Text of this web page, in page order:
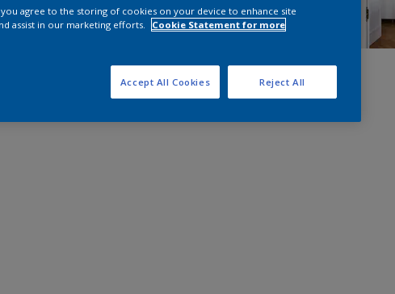
you agree to the storing of cookies on your device to enhance site
assist in our marketing efforts.
Cookie Statement for more
Reject All
Accept All Cookies